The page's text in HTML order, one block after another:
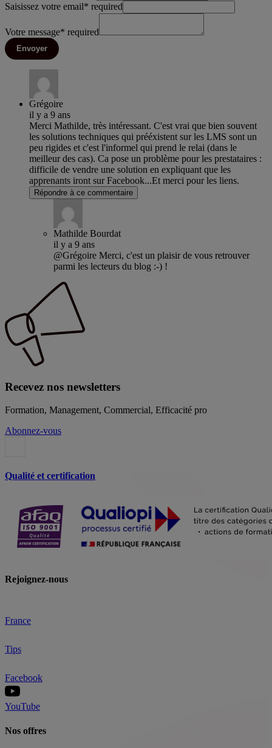
Saisissez votre email* required
Votre message* required
Envoyer
Grégoire
il y a 9 ans
Merci Mathilde, très intéressant. C'est vrai que bien souvent
les solutions techniques qui prééxistent sur les LMS sont un
peu rigides et c'est l'informel qui prend le relai (dans le
meilleur des cas). Ca pose un problème pour les prestataires :
difficile de vendre une solution en expliquant que les
apprenants iront sur Facebook...Et merci pour les liens.
Répondre à ce commentaire
Mathilde Bourdat
il y a 9 ans
@Grégoire Merci, c'est un plaisir de vous retrouver
parmi les lecteurs du blog :-) !
Recevez nos newsletters
Formation, Management, Commercial, Efficacité pro
Abonnez-vous
Qualité et certification
Rejoignez-nous
France
Tips
Facebook
YouTube
Nos offres